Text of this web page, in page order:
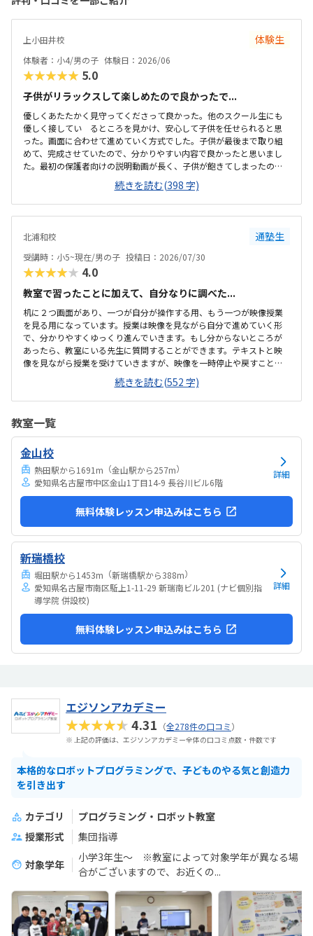
上小田井校 体験生
体験者：小4/男の子 体験日：2026/06
★★★★★ 5.0
子供がリラックスして楽しめたので良かったで...
優しくあたたかく見守ってくださって良かった。他のスクール生にも
優しく接してい るところを見かけ、安心して子供を任せられると思
った。画面に合わせて進めていく方式でした。子供が最後まで取り組
めて、完成させていたので、分かりやすい内容で良かったと思いまし
た。最初の保護者向けの説明動画が長く、子供が飽きてしまったの
で、紙面で渡すなどすると良いと思いました。駐車場がありました。
立地も落ち着いた場所にあり、停めやすかったです。静かな環境で良
いと思いました。綺麗に整頓されており、すっきりしていた。一人ず
つブースがあり、ヘッドホンもあり、集中しやすい環境でした。お値
よかったです。先生が優しく、おおらかだったので良かったです。教室
の雰囲気も良かったです。1人ずつブースが分かれており、ヘッドホン
もあり、先生もつかず離れずの距離感で良かったです。
続きを読む(398 字)
北浦和校 通塾生
受講時：小5~現在/男の子 投稿日：2026/07/30
★★★★★ 4.0
教室で習ったことに加えて、自分なりに調べた...
机に２つ画面があり、一つが自分が操作する用、もう一つが映像授業
を見る用になっています。授業は映像を見ながら自分で進めていく形
で、分かりやすくゆっくり進んでいきます。もし分からないところが
あったら、教室にいる先生に質問することができます。テキストと映
像を見ながら授業を受けていきますが、映像を一時停止や戻すことは
できますがスキップはできません。分かりやすい内容ですが、指示さ
れたことが早く終わってしまうと時間を持て余してしまうこともあり
ます。駅近のため、駐輪場は数台分ありますが駐車場はありません。
も多いです。お知らせや作品などの掲示物はいつも綺麗に貼られてい
て、教室内は綺麗に保たれています。良心的な値段で、また季節のオプ
ションの講習なども必要に応じて選ぶことができ、負担になることな
く続けられています。映像授業がメインではあります...
続きを読む(552 字)
教室一覧
金山校
熱田駅から1691m （金山駅から257m）
愛知県名古屋市中区金山1丁目14-9 長谷川ビル6階
詳細
無料体験レッスン申込みはこちら
新瑞橋校
堀田駅から1453m （新瑞橋駅から388m）
愛知県名古屋市南区駈上1-11-29 新瑞南ビル201 (ナビ個別指
導学院 併設校)
詳細
無料体験レッスン申込みはこちら
エジソンアカデミー
★★★★★4.31 （全278件の口コミ）
※ 上記の評価は、エジソンアカデミー全体の口コミ点数・件数です
本格的なロボットプログラミングで、子どものやる気と創造力
を引き出す
カテゴリ
プログラミング・ロボット教室
授業形式
集団指導
対象学年
小学3年生～ ※教室によって対象学年が異なる場
合がございますので、お近くの...